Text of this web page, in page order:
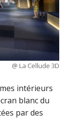
@ La Cellude 3D
intérieurs
blanc du
par des